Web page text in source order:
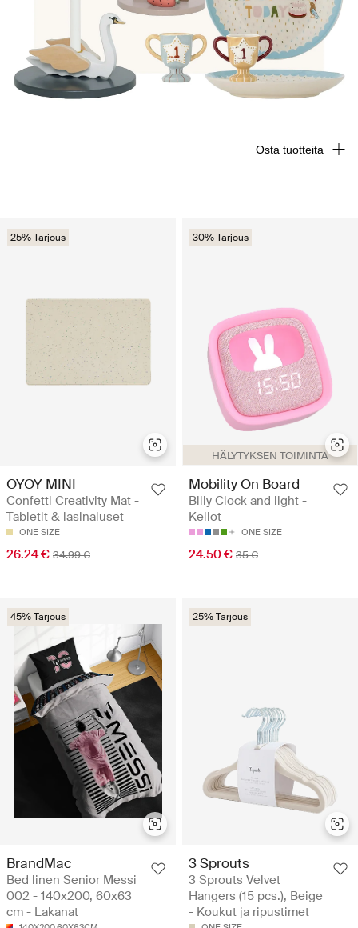
25% Tarjous
OYOY MINI
Confetti Creativity Mat -
Tabletit & lasinaluset
ONE SIZE
26.24 € 34.99 €
HÄLYTYKSEN TOIMINTA
30% Tarjous
Mobility On Board
Billy Clock and light -
Kellot
ONE SIZE
24.50 € 35 €
45% Tarjous
BrandMac
Bed linen Senior Messi
002 - 140x200, 60x63
cm - Lakanat
25% Tarjous
3 Sprouts
3 Sprouts Velvet
Hangers (15 pcs.), Beige
- Koukut ja ripustimet
Osta tuotteita